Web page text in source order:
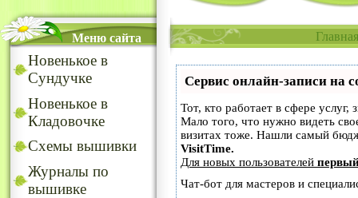
Меню сайта
Новенькое в
Сундучке
Новенькое в
Кладовочке
Схемы вышивки
Журналы по
вышивке
Главная
Сервис онлайн-записи на
Тот, кто работает в сфере услуг,
Мало того, что нужно видеть
визитах тоже. Нашли самый
VisitTime.
Для новых пользователей
Чат-бот для мастеров и